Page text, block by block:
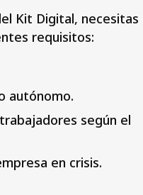
Kit Digital, necesitas
requisitos:
autónomo.
según el
en crisis.